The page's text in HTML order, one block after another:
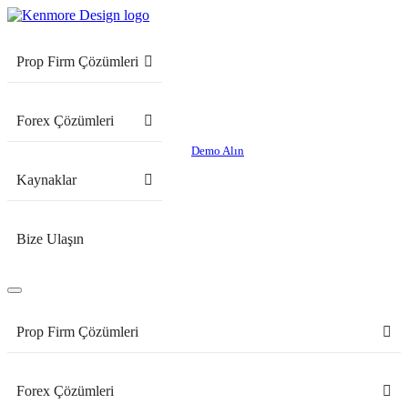
Prop Firm Çözümleri
Forex Çözümleri
Kaynaklar
Bize Ulaşın
Demo Alın
Prop Firm Çözümleri
Forex Çözümleri